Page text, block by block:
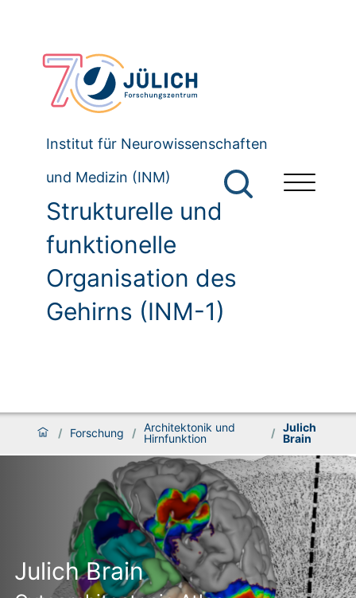
Institut für Neurowissenschaften
und Medizin (INM)
Strukturelle und
funktionelle
Organisation des
Gehirns (INM-1)
/ Forschung / Architektonik und
Hirnfunktion
/
Julich
Brain
Julich Brain